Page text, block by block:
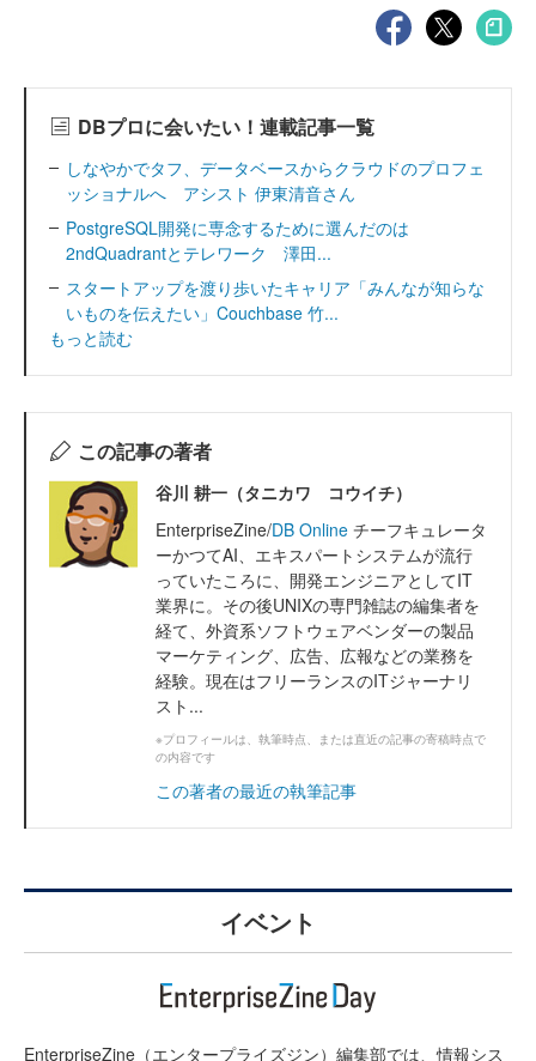
DBプロに会いたい！連載記事一覧
しなやかでタフ、データベースからクラウドのプロフェ
ッショナルへ アシスト 伊東清音さん
PostgreSQL開発に専念するために選んだのは
2ndQuadrantとテレワーク 澤田...
スタートアップを渡り歩いたキャリア「みんなが知らな
いものを伝えたい」Couchbase 竹...
もっと読む
この記事の著者
谷川 耕一（タニカワ コウイチ）
EnterpriseZine/DB Online チーフキュレータ
ーかつてAI、エキスパートシステムが流行
っていたころに、開発エンジニアとしてIT
業界に。その後UNIXの専門雑誌の編集者を
経て、外資系ソフトウェアベンダーの製品
マーケティング、広告、広報などの業務を
経験。現在はフリーランスのITジャーナリ
スト...
※プロフィールは、執筆時点、または直近の記事の寄稿時点で
の内容です
この著者の最近の執筆記事
イベント
EnterpriseZine（エンタープライズジン）編集部では、情報シス